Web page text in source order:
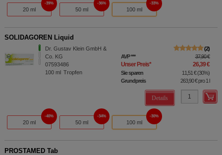
20 ml
39%
50 ml
36%
100 ml
33%
SOLIDAGOREN Liquid
Dr. Gustav Klein GmbH &
Co. KG
07593486
100 ml Tropfen
2
AVP*** 37,90 €
Unser Preis* 26,39 €
Sie sparen 11,51 €(30%)
Grundpreis
263,90 €pro 1 l
Details
20 ml
40%
50 ml
34%
100 ml
30%
PROSTAMED Tab